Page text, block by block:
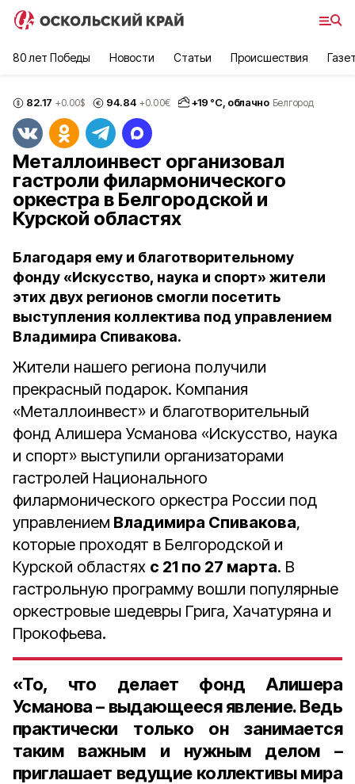
80 лет Победы Новости Статьи Происшествия
82.17 +0.00$ 94.84 +0.00€ +19 °С, облачно Белгород
Металлоинвест организовал
гастроли филармонического
оркестра в Белгородской и
Курской областях
Благодаря ему и благотворительному
фонду «Искусство, наука и спорт» жители
этих двух регионов смогли посетить
выступления коллектива под управлением
Владимира Спивакова.
Жители нашего региона получили
прекрасный подарок. Компания
«Металлоинвест» и благотворительный
фонд Алишера Усманова «Искусство, наука
и спорт» выступили организаторами
гастролей Национального
филармонического оркестра России под
управлением Владимира Спивакова,
которые проходят в Белгородской и
Курской областях с 21 по 27 марта. В
гастрольную программу вошли популярные
оркестровые шедевры Грига, Хачатуряна и
Прокофьева.
«То, что делает фонд Алишера
Усманова – выдающееся явление. Ведь
практически только он занимается
таким важным и нужным делом –
приглашает ведущие коллективы мира